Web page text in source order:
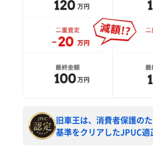
旧車王は、消費者保護の
基準をクリアしたJPUC適